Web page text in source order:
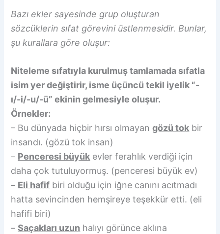
Bazı ekler sayesinde grup oluşturan
sözcüklerin sıfat görevini üstlenmesidir. Bunlar,
şu kurallara göre oluşur:
Niteleme sıfatıyla kurulmuş tamlamada sıfatla
isim yer değiştirir, isme üçüncü tekil iyelik “-
ı/-i/-u/-ü” ekinin gelmesiyle oluşur.
Örnekler:
– Bu dünyada hiçbir hırsı olmayangözü tok bir
insandı. (gözü tok insan)
– Penceresi büyük evler ferahlık verdiği için
daha çok tutuluyormuş. (penceresi büyük ev)
– Eli hafif biri olduğu için iğne canını acıtmadı
hatta sevincinden hemşireye teşekkür etti. (eli
hafifi biri)
– Saçakları uzun halıyı görünce aklına